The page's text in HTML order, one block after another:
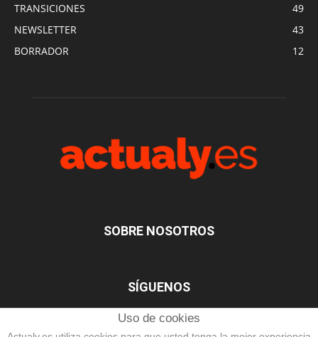
TRANSICIONES
49
NEWSLETTER
43
BORRADOR
12
SOBRE NOSOTROS
SÍGUENOS
Uso de cookies